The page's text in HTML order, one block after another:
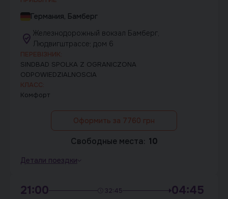
Германия, Бамберг
Железнодорожный вокзал Бамберг,
Людвигштрассе; дом 6
ПЕРЕВІЗНИК:
SINDBAD SPOLKA Z OGRANICZONA
ODPOWIEDZIALNOSCIA
КЛАСС:
Комфорт
Оформить за 7760 грн
Свободные места: 10
Детали поездки
21:00 32:45 04:45